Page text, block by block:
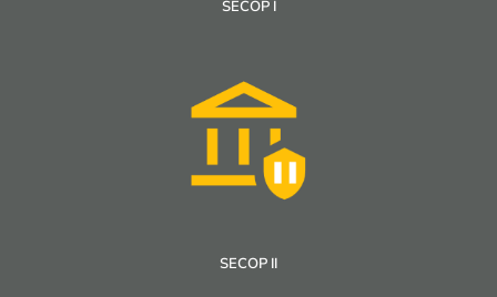
SECOP I
SECOP II